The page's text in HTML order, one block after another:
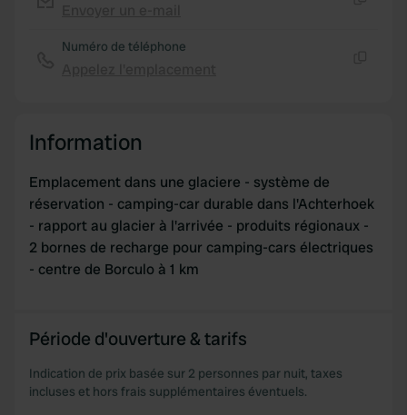
Numéro de téléphone
Information
Emplacement dans une glaciere - système de
réservation - camping-car durable dans l'Achterhoek
- rapport au glacier à l'arrivée - produits régionaux -
2 bornes de recharge pour camping-cars électriques
- centre de Borculo à 1 km
Période d'ouverture & tarifs
Indication de prix basée sur 2 personnes par nuit, taxes
incluses et hors frais supplémentaires éventuels.